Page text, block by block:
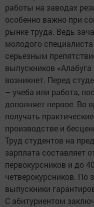
работы на заводах
особенно важно при
рынке труда. Ведь
молодого
серьезным
выпускников
возникнет. Перед
– учеба или работа,
дополняет первое. Во
получать
производстве и
Труд студентов на
зарплата составляет
первокурсников и до
четверокурсников. По
выпускники
С абитуриентом